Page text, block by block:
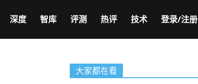
深度 智库 评测 热评 技术 登录/注册
大家都在看